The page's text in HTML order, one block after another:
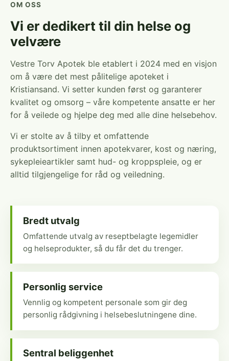
OM OSS
Vi er dedikert til din helse og
velvære
Vestre Torv Apotek ble etablert i 2024 med en visjon
om å være det mest pålitelige apoteket i
Kristiansand. Vi setter kunden først og garanterer
kvalitet og omsorg – våre kompetente ansatte er her
for å veilede og hjelpe deg med alle dine helsebehov.
Vi er stolte av å tilby et omfattende
produktsortiment innen apotekvarer, kost og næring,
sykepleieartikler samt hud- og kroppspleie, og er
alltid tilgjengelige for råd og veiledning.
Bredt utvalg
Omfattende utvalg av reseptbelagte legemidler
og helseprodukter, så du får det du trenger.
Personlig service
Vennlig og kompetent personale som gir deg
personlig rådgivning i helsebeslutningene dine.
Sentral beliggenhet